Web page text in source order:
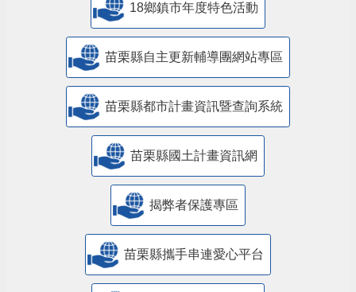
18鄉鎮市年度特色活動
苗栗縣自主更新輔導團網站專區
苗栗縣都市計畫資訊暨查詢系統
苗栗縣國土計畫資訊網
揭弊者保護專區
苗栗縣攜手串連愛心平台